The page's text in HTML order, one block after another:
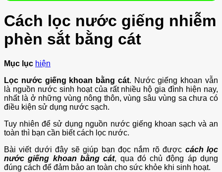
Cách lọc nước giếng nhiễm
phèn sắt bằng cát
Mục lục hiện
Lọc nước giếng khoan bằng cát. Nước giếng khoan vẫn
là nguồn nước sinh hoạt của rất nhiều hộ gia đình hiện nay,
nhất là ở những vùng nông thôn, vùng sâu vùng sa chưa có
điều kiện sử dụng nước sạch.
Tuy nhiên để sử dụng nguồn nước giếng khoan sạch và an
toàn thì bạn cần biết cách lọc nước.
Bài viết dưới đây sẽ giúp bạn đọc nắm rõ được cách lọc
nước giếng khoan bằng cát, qua đó chủ động áp dụng
đúng cách để đảm bảo an toàn cho sức khỏe khi sinh hoạt.